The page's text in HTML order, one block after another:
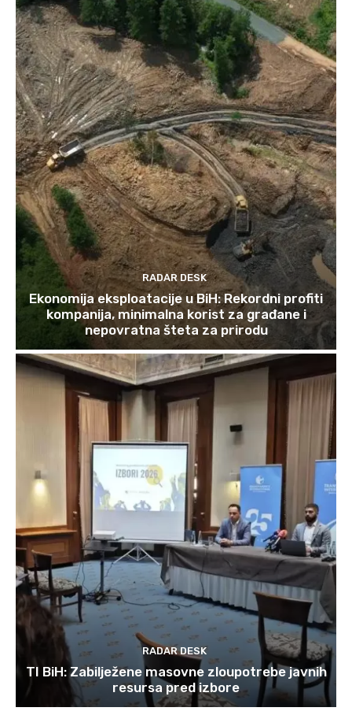
RADAR DESK
Ekonomija eksploatacije u BiH: Rekordni profiti
kompanija, minimalna korist za građane i
nepovratna šteta za prirodu
RADAR DESK
TI BiH: Zabilježene masovne zloupotrebe javnih
resursa pred izbore